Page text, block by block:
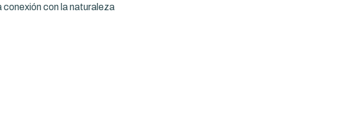
con la naturaleza